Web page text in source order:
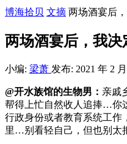
博海拾贝 文摘 两场酒宴后
两场酒宴后，我
小编: 梁萧 发布: 2021 年 2
@开水族馆的生物男： 亲戚
帮得上忙自然收人追捧…你
行政身份或者教育系统工作
里…别看轻自己，但也别太